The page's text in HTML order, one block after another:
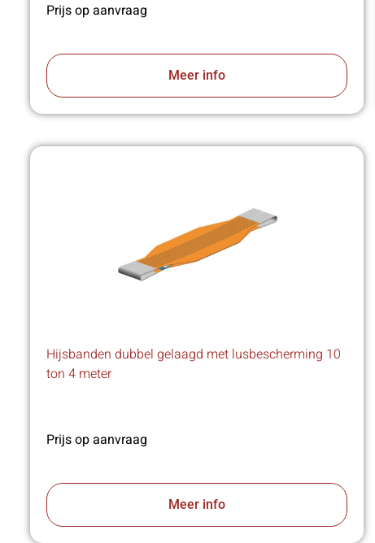
Prijs op aanvraag
Meer info
Hijsbanden dubbel gelaagd met lusbescherming 10
ton 4 meter
Prijs op aanvraag
Meer info